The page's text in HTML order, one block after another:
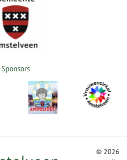
Sponsors
© 2026